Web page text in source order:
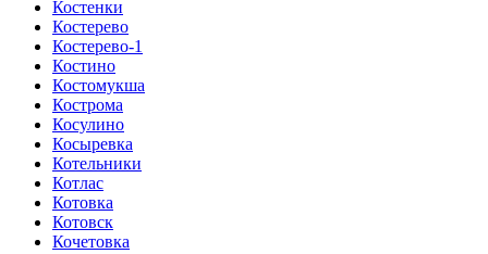
Костенки
Костерево
Костерево-1
Костино
Костомукша
Кострома
Косулино
Косыревка
Котельники
Котлас
Котовка
Котовск
Кочетовка